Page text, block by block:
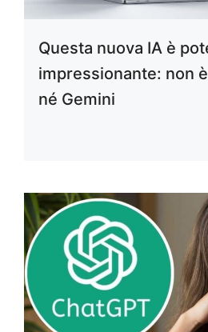
Questa nuova IA è
impressionante: non
né Gemini